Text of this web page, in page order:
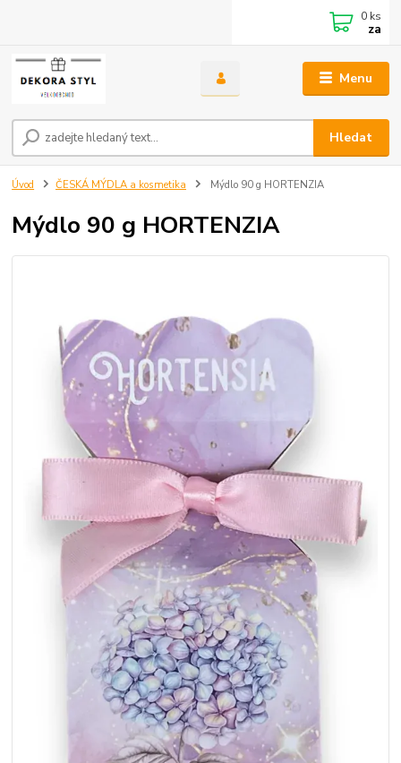
Menu
Hledat
0 ks
za
Úvod ČESKÁ MÝDLA a kosmetika Mýdlo 90 g HORTENZIA
Mýdlo 90 g HORTENZIA